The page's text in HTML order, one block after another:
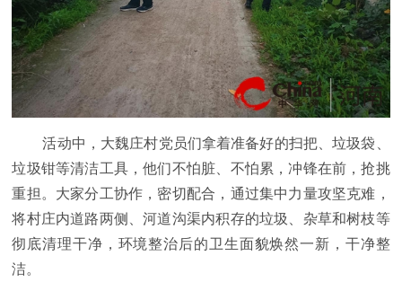
活动中，大魏庄村党员们拿着准备好的扫把、垃圾袋、
垃圾钳等清洁工具，他们不怕脏、不怕累，冲锋在前，抢挑
重担。大家分工协作，密切配合，通过集中力量攻坚克难，
将村庄内道路两侧、河道沟渠内积存的垃圾、杂草和树枝等
彻底清理干净，环境整治后的卫生面貌焕然一新，干净整
洁。